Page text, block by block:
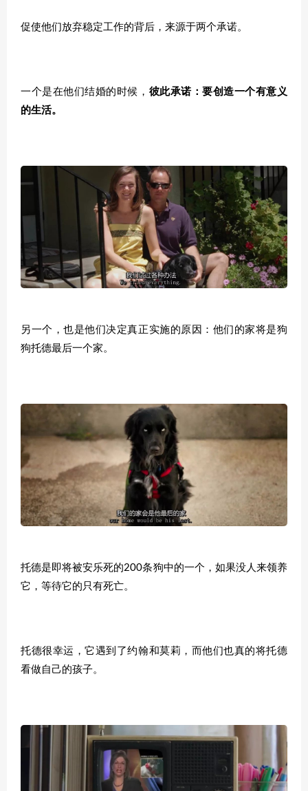
促使他们放弃稳定工作的背后，来源于两个承诺。
一个是在他们结婚的时候， 彼此承诺：要创造一个有意义
的生活。
另一个，也是他们决定真正实施的原因：他们的家将是狗
狗托德最后一个家。
托德是即将被安乐死的200条狗中的一个，如果没人来领养
它，等待它的只有死亡。
托德很幸运，它遇到了约翰和莫莉，而他们也真的将托德
看做自己的孩子。